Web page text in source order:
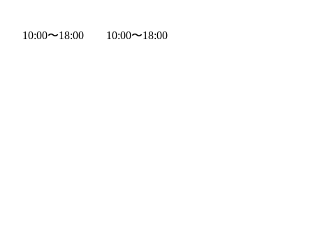
10:00〜18:00 10:00〜18:00